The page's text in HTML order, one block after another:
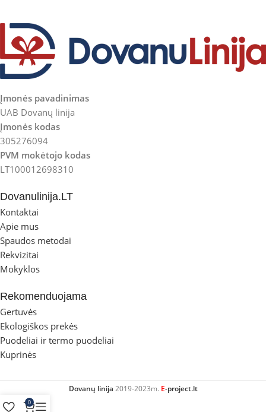
Įmonės pavadinimas
UAB Dovanų linija
Įmonės kodas
305276094
PVM mokėtojo kodas
LT100012698310
Dovanulinija.LT
Kontaktai
Apie mus
Spaudos metodai
Rekvizitai
Mokyklos
Rekomenduojama
Gertuvės
Ekologiškos prekės
Puodeliai ir termo puodeliai
Kuprinės
Dovanų linija 2019-2023m. E-project.lt
0